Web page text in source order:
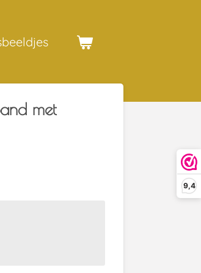
9,4
met